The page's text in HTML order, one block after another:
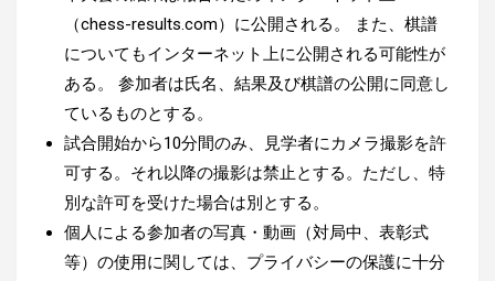
（chess-results.com）に公開される。 また、棋譜
についてもインターネット上に公開される可能性が
ある。 参加者は氏名、結果及び棋譜の公開に同意し
ているものとする。
試合開始から10分間のみ、見学者にカメラ撮影を許
可する。それ以降の撮影は禁止とする。ただし、特
別な許可を受けた場合は別とする。
個人による参加者の写真・動画（対局中、表彰式
等）の使用に関しては、プライバシーの保護に十分